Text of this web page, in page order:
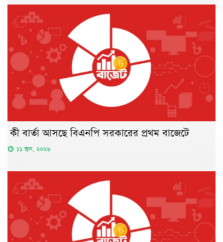
কী বার্তা আসছে বিএনপি সরকারের প্রথম বাজেটে
১১ জুন, ২০২৬